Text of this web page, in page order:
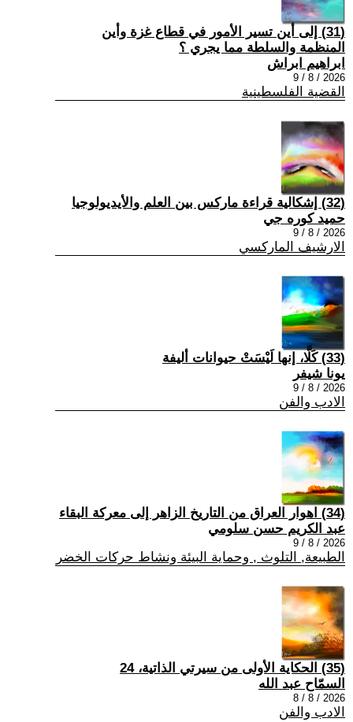
(31) إلى أين تسير الأمور في قطاع غزة وأين
المنظمة والسلطة مما يجري ؟
ابراهيم ابراش
2026 / 8 / 9
القضية الفلسطينية
(32) إشكالية قراءة ماركس بين العلم والأيديولوجيا
حميد كوره جي
2026 / 8 / 9
الارشيف الماركسي
(33) كَلَّا، إنها لَيْسَتْ حيوانات أليفة
يونا شيفر
2026 / 8 / 9
الادب والفن
(34) اهوار العراق من التاريخ الزاهر إلى معركة البقاء
عبد الكريم حسن سلومي
2026 / 8 / 9
الطبيعة, التلوث , وحماية البيئة ونشاط حركات الخضر
(35) الحكاية الأولى من سيرتي الذاتية، 24
السمّاح عبد الله
2026 / 8 / 8
الادب والفن